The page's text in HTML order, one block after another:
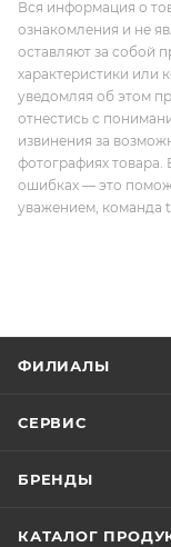
Вся информация о
ознакомления и не
оставляют за собой
характеристики или
уведомляя об этом
отнестись с
извинения за
фотографиях
ошибках — это
уважением, команда
ФИЛИАЛЫ
СЕРВИС
БРЕНДЫ
КАТАЛОГ